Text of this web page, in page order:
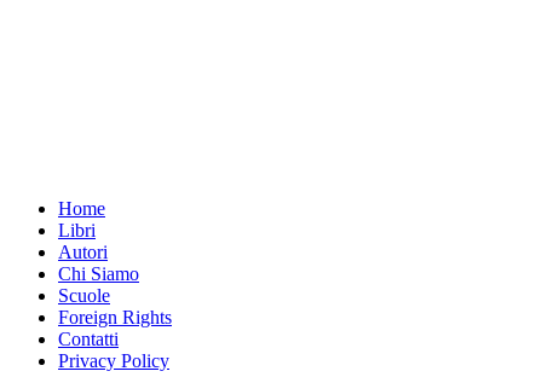
Home
Libri
Autori
Chi Siamo
Scuole
Foreign Rights
Contatti
Privacy Policy